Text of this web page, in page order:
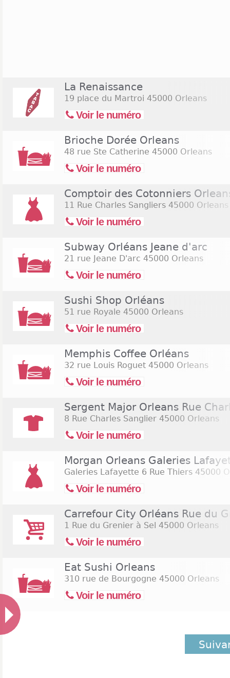
La Renaissance
19 place du Martroi 45000 Orleans
Voir le numéro
Brioche Dorée Orleans
48 rue Ste Catherine 45000 Orleans
Voir le numéro
Comptoir des Cotonniers
11 Rue Charles Sangliers 45000 Orleans
Voir le numéro
Subway Orléans Jeane d'arc
21 rue Jeane D'arc 45000 Orleans
Voir le numéro
Sushi Shop Orléans
51 rue Royale 45000 Orleans
Voir le numéro
Memphis Coffee Orléans
32 rue Louis Roguet 45000 Orleans
Voir le numéro
Sergent Major Orleans Rue
8 Rue Charles Sanglier 45000 Orleans
Voir le numéro
Morgan Orleans Galeries
Galeries Lafayette 6 Rue Thiers 45000
Voir le numéro
Carrefour City Orléans Rue du
1 Rue du Grenier à Sel 45000 Orleans
Voir le numéro
Eat Sushi Orleans
310 rue de Bourgogne 45000 Orleans
Voir le numéro